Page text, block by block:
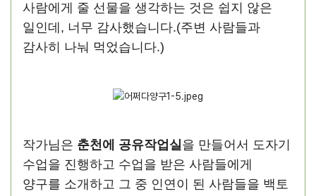
사람에게 줄 선물을 생각하는 것은 쉽지 않은
일인데, 너무 감사했습니다.(주변 사람들과
감사히 나눠 먹었습니다.)
작가님은 춘천에 공유작업실을 만들어서 도자기
수업을 진행하고 수업을 받은 사람들에게
양구를 소개하고 그 중 인연이 된 사람들을 백토